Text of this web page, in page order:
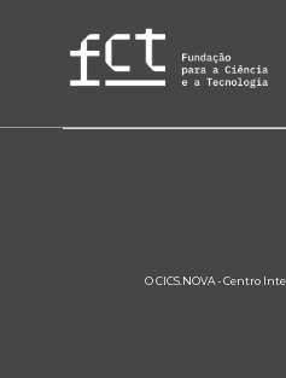
O CICS.NOVA - Centro